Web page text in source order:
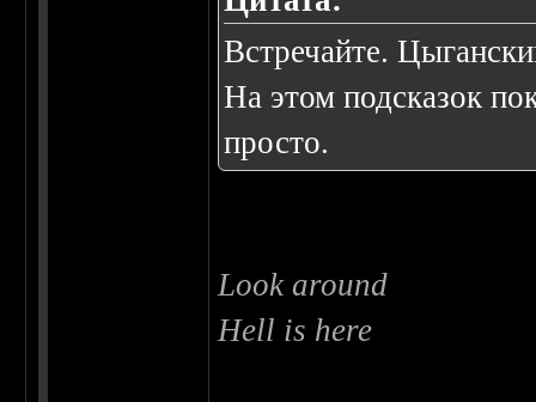
Встречайте.
На этом подсказок
просто.
Look around
Hell is here